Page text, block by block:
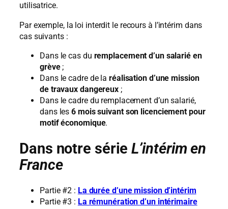
utilisatrice.
Par exemple, la loi interdit le recours à l’intérim dans
cas suivants :
Dans le cas du remplacement d’un salarié en
grève;
Dans le cadre de la réalisation d’une mission
de travaux dangereux ;
Dans le cadre du remplacement d’un salarié,
dans les6 mois suivant son licenciement pour
motif économique.
Dans notre sérieL’intérim en
France
Partie #2 : La durée d’une mission d’intérim
Partie #3 : La rémunération d’un intérimaire